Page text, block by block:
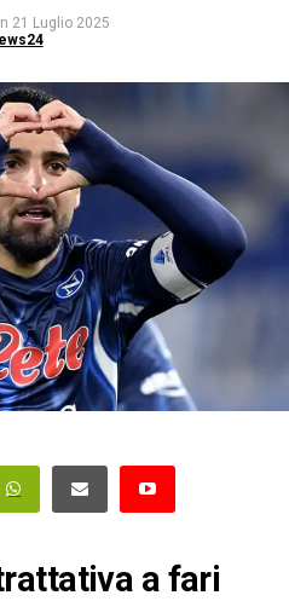
21 Luglio 2025
a fari